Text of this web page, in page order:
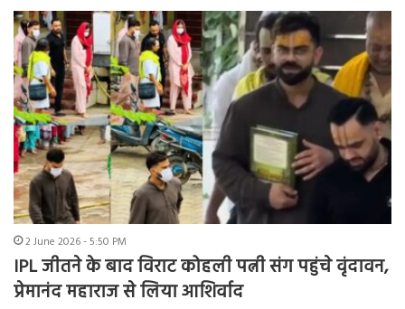
2 June 2026 - 5:50 PM
IPL जीतने के बाद विराट कोहली पत्नी संग पहुंचे वृंदावन,
प्रेमानंद महाराज से लिया आशिर्वाद